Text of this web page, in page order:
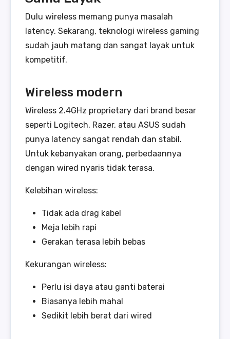
Dulu wireless memang punya masalah
latency. Sekarang, teknologi wireless gaming
sudah jauh matang dan sangat layak untuk
kompetitif.
Wireless modern
Wireless 2.4GHz proprietary dari brand besar
seperti Logitech, Razer, atau ASUS sudah
punya latency sangat rendah dan stabil.
Untuk kebanyakan orang, perbedaannya
dengan wired nyaris tidak terasa.
Kelebihan wireless:
Tidak ada drag kabel
Meja lebih rapi
Gerakan terasa lebih bebas
Kekurangan wireless:
Perlu isi daya atau ganti baterai
Biasanya lebih mahal
Sedikit lebih berat dari wired